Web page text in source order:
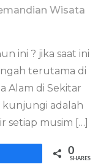
Wisata
ini ? jika saat ini
terutama di
Alam di Sekitar
kunjungi adalah
setiap musim […]
0
SHARES